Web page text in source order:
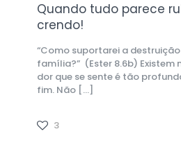
Quando tudo parece
crendo!
“Como suportarei a
família?” (Ester 8.6b) Existem
dor que se sente é tão
fim. Não […]
3